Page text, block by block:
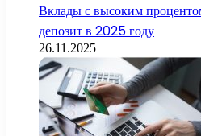
Вклады с высоким
депозит в 2025 году
26.11.2025